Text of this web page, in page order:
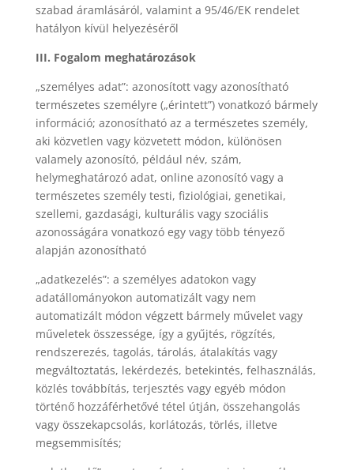
szabad áramlásáról, valamint a 95/46/EK rendelet
hatályon kívül helyezéséről
III. Fogalom meghatározások
„személyes adat”: azonosított vagy azonosítható
természetes személyre („érintett”) vonatkozó bármely
információ; azonosítható az a természetes személy,
aki közvetlen vagy közvetett módon, különösen
valamely azonosító, például név, szám,
helymeghatározó adat, online azonosító vagy a
természetes személy testi, fiziológiai, genetikai,
szellemi, gazdasági, kulturális vagy szociális
azonosságára vonatkozó egy vagy több tényező
alapján azonosítható
„adatkezelés”: a személyes adatokon vagy
adatállományokon automatizált vagy nem
automatizált módon végzett bármely művelet vagy
műveletek összessége, így a gyűjtés, rögzítés,
rendszerezés, tagolás, tárolás, átalakítás vagy
megváltoztatás, lekérdezés, betekintés, felhasználás,
közlés továbbítás, terjesztés vagy egyéb módon
történő hozzáférhetővé tétel útján, összehangolás
vagy összekapcsolás, korlátozás, törlés, illetve
megsemmisítés;